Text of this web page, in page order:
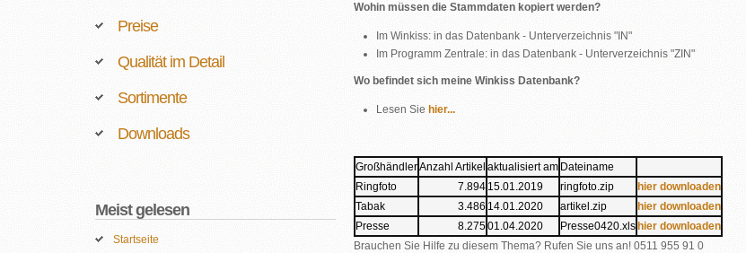
Preise
Qualität im Detail
Sortimente
Downloads
Meist gelesen
Startseite
Wohin müssen die Stammdaten kopiert werden?
Im Winkiss: in das Datenbank - Unterverzeichnis "IN"
Im Programm Zentrale: in das Datenbank - Unterverzeichnis "ZIN"
Wo befindet sich meine Winkiss Datenbank?
Lesen Sie hier...
GroßhändlerAnzahl Artikel aktualisiert am Dateiname
Ringfoto
7.894 15.01.2019 ringfoto.zip
hier downloaden
Tabak
3.486 14.01.2020 artikel.zip
hier downloaden
Presse
8.27501.04.2020 Presse0420.xls hier downloaden
Brauchen Sie Hilfe zu diesem Thema? Rufen Sie uns an! 0511 955 91 0